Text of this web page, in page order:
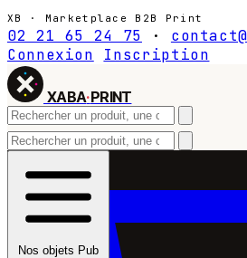
XB · Marketplace B2B Print
02 21 65 24 75 ·
Connexion
Inscription
XABA·PRINT
Nos objets Pub